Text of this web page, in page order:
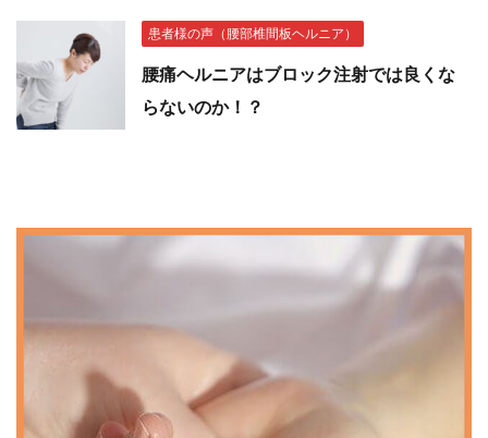
患者様の声（腰部椎間板ヘルニア）
腰痛ヘルニアはブロック注射では良くな
らないのか！？